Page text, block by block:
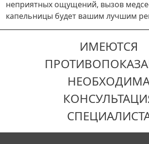
неприятных ощущений, вызов
капельницы будет вашим лучшим
ИМЕЮТСЯ